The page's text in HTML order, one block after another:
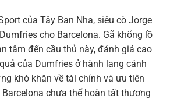
của Tây Ban Nha, siêu cò Jorge
cho Barcelona. Gã khổng lồ
tâm đến cầu thủ này, đánh giá cao
của Dumfries ở hành lang cánh
khó khăn về tài chính và ưu tiên
chưa thể hoàn tất thương